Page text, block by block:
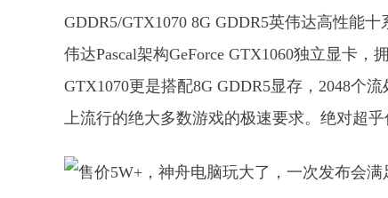
GDDR5/GTX1070 8G GDDR5英伟达高性能
伟达Pascal架构GeForce GTX1060独立显卡
GTX1070更是搭配8G GDDR5显存，2048个
上流行的绝大多数游戏的极速要求。绝对超乎